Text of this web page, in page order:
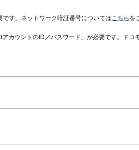
す。ネットワーク暗証番号についてはこちら を
カウントのID／パスワード」が必要です。ドコ